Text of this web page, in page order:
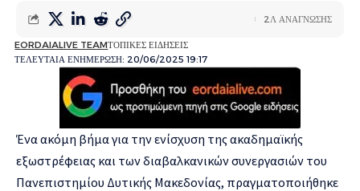
ΤΕΛΕΥΤΑΙΑ ΕΝΗΜΕΡΩΣΗ: 20/06/2025 19:17
EORDAIALIVE TEAMΤΟΠΙΚΕΣ ΕΙΔΗΣΕΙΣ
2Λ ΑΝΑΓΝΩΣΗΣ
Ένα ακόμη βήμα για την ενίσχυση της ακαδημαϊκής
εξωστρέφειας και των διαβαλκανικών συνεργασιών του
Πανεπιστημίου Δυτικής Μακεδονίας, πραγματοποιήθηκε